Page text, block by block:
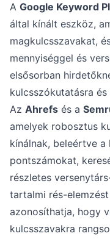
A Google Keyword
által kínált eszköz,
magkulcsszavakat,
mennyiséggel és
elsősorban
kulcsszókutatásra
Az Ahrefs és a
amelyek robosztus
kínálnak, beleértve a
pontszámokat,
részletes
tartalmi rés-
azonosíthatja, hogy
kulcsszavakra